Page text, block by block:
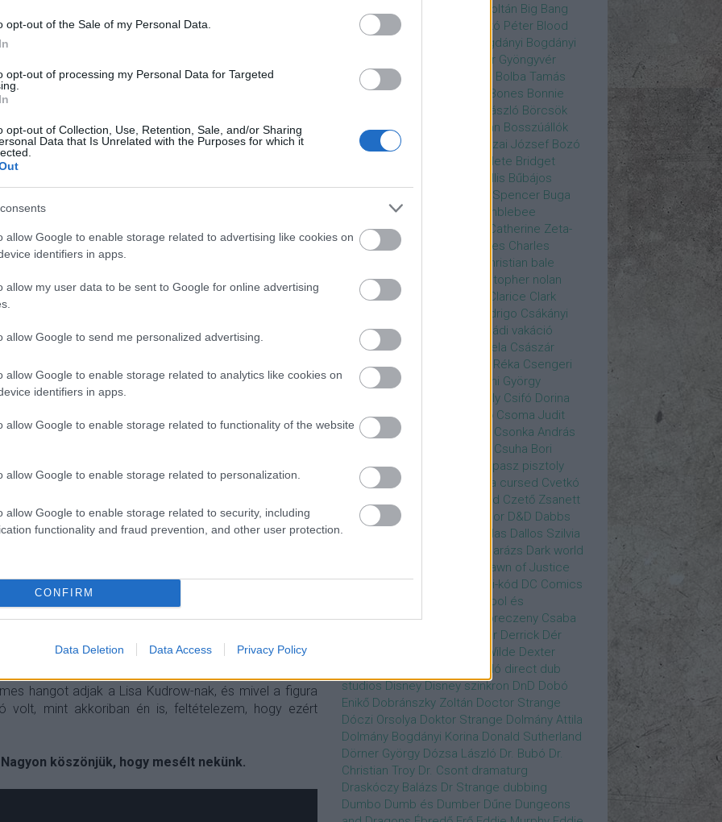
opt-out of the Sale of my Personal Data.
opt-out of processing my Personal Data for Targeted
opt-out of Collection, Use, Retention, Sale, and/or Sharing
Data that Is Unrelated with the Purposes for which it
allow Google to enable storage related to advertising like cookies on
identifiers in apps.
allow my user data to be sent to Google for online advertising
allow Google to send me personalized advertising.
allow Google to enable storage related to analytics like cookies on
identifiers in apps.
allow Google to enable storage related to functionality of the website
allow Google to enable storage related to personalization.
allow Google to enable storage related to security, including
functionality and fraud prevention, and other user protection.
CONFIRM
Data Deletion Data Access Privacy Policy
játszana el a sorozatból?
Phoebe, és egyik lány figurához sem hasonlítok,
mint Joey szívesen eljátszanék. Bár Joey és
sem sikerül semmi, a gitározás, a masszőrködés,
– kivéve, amíg találkozik a férjével. Joey figuráját
lehet, de őt játszanám el.
Mohácsi Emil azt mesélte egy interjúban, hogy
alapján választotta ki a hangokat a szereplőkhöz.
vegetáriánus, sem olyan, aki lazán tudja venni az
mindent előre szeretek megtervezni, hogy
nagyon hasonlítanak Phoebe-éhez.
viccelődni, nagyon segítőkész vagyok, akárcsak ő.
a dolgokból, és mindenen tudok nevetni. Nem vagyok
a személyiségjegyeim tényleg ,,Phoebe-sek”. A
csilingelő hangon beszél, a gonosz pedig rekedtesen,
hangot adjak a Lisa Kudrow-nak, és mivel a figura
volt, mint akkoriban én is, feltételezem, hogy ezért
köszönjük, hogy mesélt nekünk.
Bezerédi Zoltán Big Bang
Media Kft.
Blake Lively Blaskó Péter Blood
Bogdányi Bogdányi
Bognár Gyöngyvér
Bognár Tamás
Bolba Tamás
Boldog Gábor
Bones Bonnie
Borbély László Börcsök
Enikő Boros Zoltán Bor Zoltán Bosszúállók
Botár Endre
Bozai József Bozó
Brian élete Bridget
Bruce Willis Bűbájos
Bud Spencer Buga
bukott birodalom
Bumblebee
Cameron Diaz
Catherine Zeta-
Jones CD Projekt Red Charles Charles
christian bale
Christopher Eccleston
christopher nolan
Chris Hemsworth
Clarice Clark
Crespo Rodrigo Csákányi
Eszter Csákányi László
Családi vakáció
Csankó Zoltán
Császár Angela Császár
Róbert Cseke Péter Csellár Réka Csengeri
Attila
Csere Ágnes
Cserhalmi György
Csiby Gergely Csifó Dorina
Csillagok Háborúja
Csodanő Csoma Judit
Csomós Mari
Csonka András
Csuha Bori
Csuha Lajos
Csupasz pisztoly
Csurka László
Csűrös Karola cursed Cvetkó
Czető Roland Czető Zsanett
Czigány Judit
Czvetkó Sándor D&D Dabbs
Greer
Dallas Dallos Szilvia
Darázs Dark world
Dawn of Justice
Days of Future Past
Da Vinci-kód DC Comics
Deadpool és
Rozsomák Dead To Me
Debreczeny Csaba
Denevérember Derrick Dér
Devora Wilde Dexter
díjátadó direct dub
studios Disney Disney szinkron DnD Dobó
Enikő Dobránszky Zoltán Doctor Strange
Dóczi Orsolya Doktor Strange Dolmány Attila
Dolmány Bogdányi Korina Donald Sutherland
Dörner György Dózsa László Dr. Bubó Dr.
Christian Troy Dr. Csont dramaturg
Draskóczy Balázs Dr Strange dubbing
Dumbo Dumb és Dumber Dűne Dungeons